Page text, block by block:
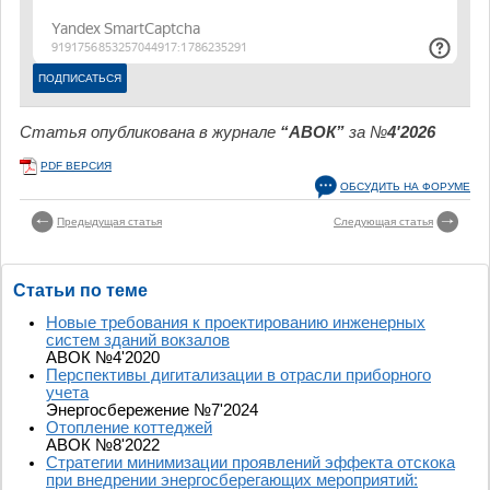
Статья опубликована в журнале “АВОК” за №4'2026
PDF ВЕРСИЯ
ОБСУДИТЬ НА ФОРУМЕ
Предыдущая статья Следующая статья
Статьи по теме
Новые требования к проектированию инженерных
систем зданий вокзалов
АВОК №4'2020
Перспективы дигитализации в отрасли приборного
учета
Энергосбережение №7'2024
Отопление коттеджей
АВОК №8'2022
Стратегии минимизации проявлений эффекта отскока
при внедрении энергосберегающих мероприятий: